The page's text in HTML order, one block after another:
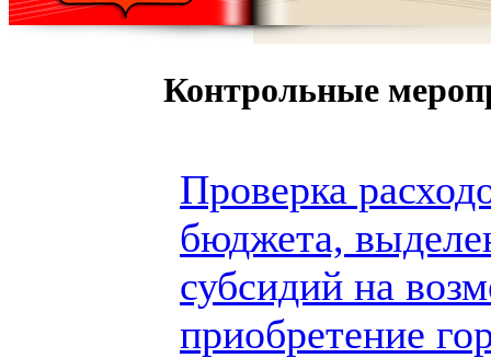
Контрольные
Проверка
бюджета,
субсидий на
приобретение